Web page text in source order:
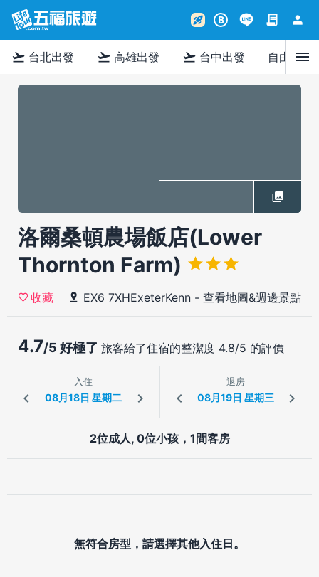
rocket_launch B contract person
flight_takeoff 台北出發 flight_takeoff 高雄出發 flight_takeoff 台中出發 自由行menu
洛爾桑頓農場飯店(Lower
Thornton Farm)
收藏 EX6 7XHExeterKenn - 查看地圖&週邊景點
4.7/5 好極了 旅客給了住宿的整潔度 4.8/5 的評價
入住 退房
2位成人, 0位小孩，1間客房
無符合房型，請選擇其他入住日。